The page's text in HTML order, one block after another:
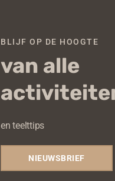
BLIJF OP DE HOOGTE
van alle
en teelttips
NIEUWSBRIEF